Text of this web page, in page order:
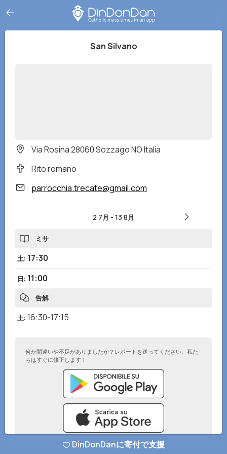
San Silvano
Via Rosina 28060 Sozzago NO Italia
Rito romano
parrocchia.trecate@gmail.com
2 7月 - 13 8月
ミサ
土: 17:30
日: 11:00
告解
土: 16:30-17:15
何か間違いや不足がありましたか？レポートを送ってください、私た
ちはすぐに修正します！
DinDonDanに寄付で支援